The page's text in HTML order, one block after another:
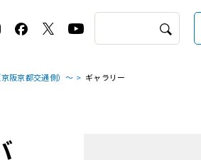
ーズガイド
2026横浜
阪京都交通側）～ ギャラリー